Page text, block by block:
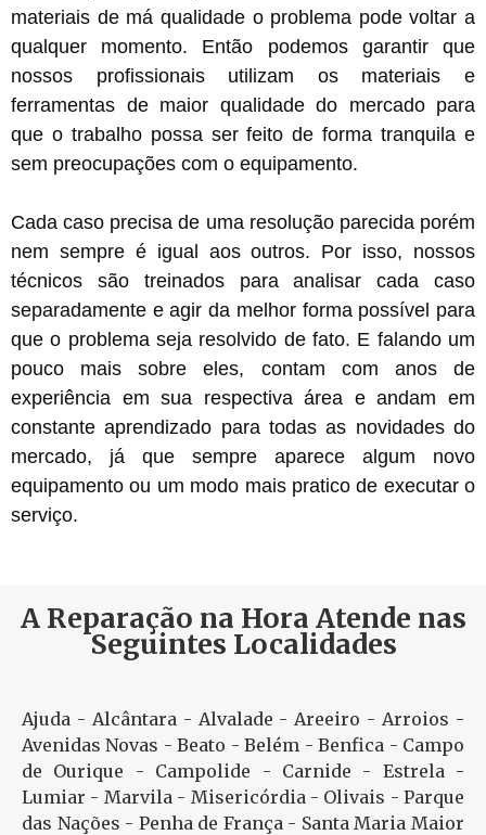
materiais de má qualidade o problema pode voltar a
qualquer momento. Então podemos garantir que
nossos profissionais utilizam os materiais e
ferramentas de maior qualidade do mercado para
que o trabalho possa ser feito de forma tranquila e
sem preocupações com o equipamento.
Cada caso precisa de uma resolução parecida porém
nem sempre é igual aos outros. Por isso, nossos
técnicos são treinados para analisar cada caso
separadamente e agir da melhor forma possível para
que o problema seja resolvido de fato. E falando um
pouco mais sobre eles, contam com anos de
experiência em sua respectiva área e andam em
constante aprendizado para todas as novidades do
mercado, já que sempre aparece algum novo
equipamento ou um modo mais pratico de executar o
serviço.
A Reparação na Hora Atende nas
Seguintes Localidades
Ajuda - Alcântara - Alvalade - Areeiro - Arroios -
Avenidas Novas - Beato - Belém - Benfica - Campo
de Ourique - Campolide - Carnide - Estrela -
Lumiar - Marvila - Misericórdia - Olivais - Parque
das Nações - Penha de França - Santa Maria Maior